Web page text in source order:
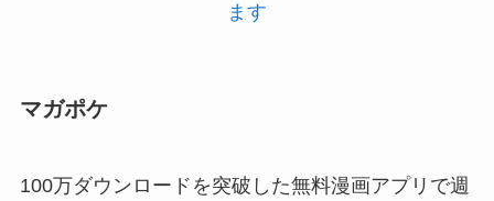
ます
マガポケ
100万ダウンロードを突破した無料漫画アプリで週